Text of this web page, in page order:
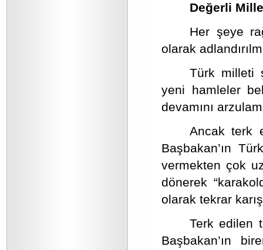
Değerli
Her şeye
olarak
Türk milleti
yeni hamleler
devamını
Ancak terk
Başbakan’ın
vermekten çok
dönerek
olarak tekrar
Terk edilen
Başbakan’ın